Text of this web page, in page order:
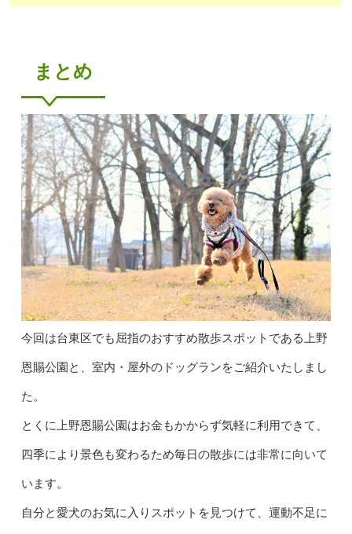
まとめ
今回は台東区でも屈指のおすすめ散歩スポットである上野
恩賜公園と、室内・屋外のドッグランをご紹介いたしまし
た。
とくに上野恩賜公園はお金もかからず気軽に利用できて、
四季により景色も変わるため毎日の散歩には非常に向いて
います。
自分と愛犬のお気に入りスポットを見つけて、運動不足に